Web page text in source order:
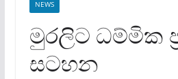
NEWS
මුරලිට ධම්මික
සටහන